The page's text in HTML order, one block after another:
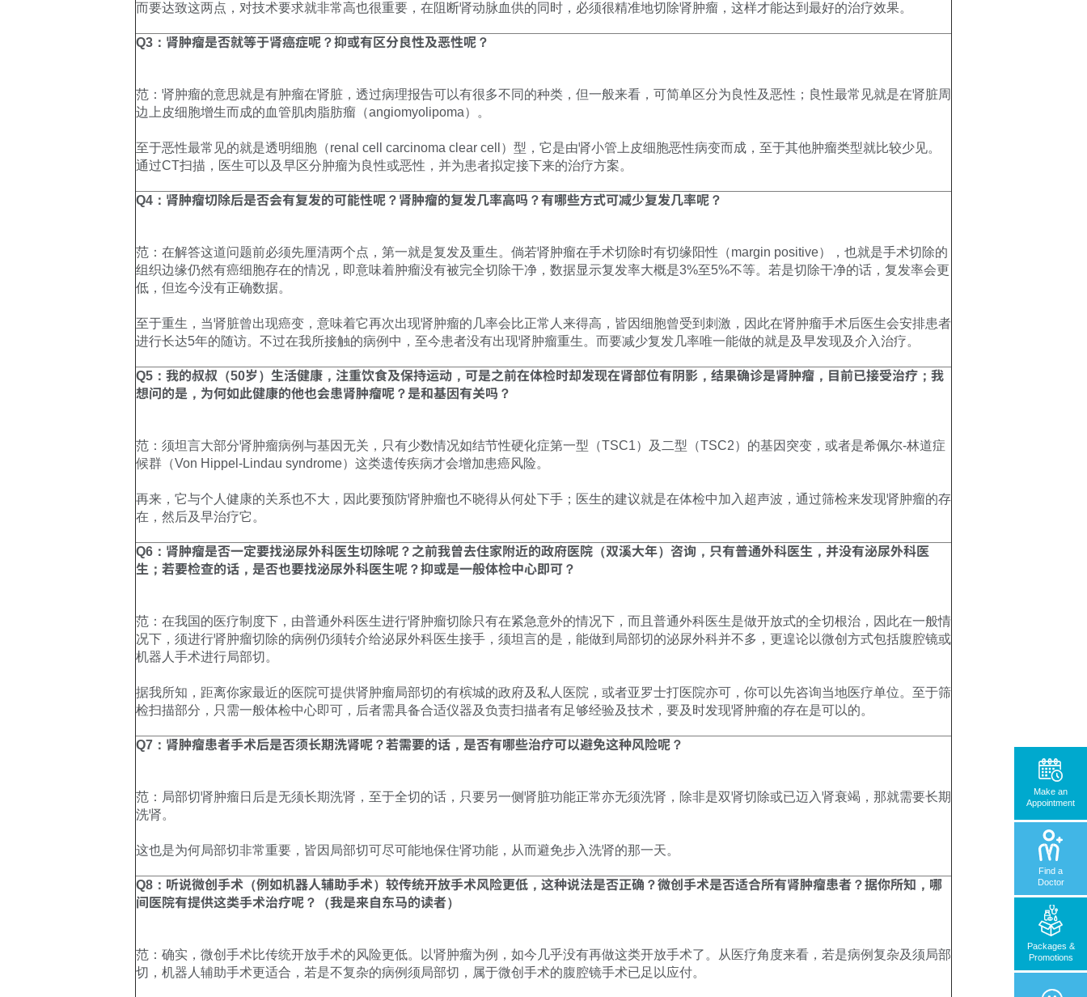
而要达致这两点，对技术要求就非常高也很重要，在阻断肾动脉血供的同时，必须很精准地切除肾肿瘤，这样才能达到最好的治疗效果。
Q3：肾肿瘤是否就等于肾癌症呢？抑或有区分良性及恶性呢？
范：肾肿瘤的意思就是有肿瘤在肾脏，透过病理报告可以有很多不同的种类，但一般来看，可简单区分为良性及恶性；良性最常见就是在肾脏周
边上皮细胞增生而成的血管肌肉脂肪瘤（angiomyolipoma）。
至于恶性最常见的就是透明细胞（renal cell carcinoma clear cell）型，它是由肾小管上皮细胞恶性病变而成，至于其他肿瘤类型就比较少见。
通过CT扫描，医生可以及早区分肿瘤为良性或恶性，并为患者拟定接下来的治疗方案。
Q4：肾肿瘤切除后是否会有复发的可能性呢？肾肿瘤的复发几率高吗？有哪些方式可减少复发几率呢？
范：在解答这道问题前必须先厘清两个点，第一就是复发及重生。倘若肾肿瘤在手术切除时有切缘阳性（margin positive），也就是手术切除的
组织边缘仍然有癌细胞存在的情况，即意味着肿瘤没有被完全切除干净，数据显示复发率大概是3%至5%不等。若是切除干净的话，复发率会更
低，但迄今没有正确数据。
至于重生，当肾脏曾出现癌变，意味着它再次出现肾肿瘤的几率会比正常人来得高，皆因细胞曾受到刺激，因此在肾肿瘤手术后医生会安排患者
进行长达5年的随访。不过在我所接触的病例中，至今患者没有出现肾肿瘤重生。而要减少复发几率唯一能做的就是及早发现及介入治疗。
Q5：我的叔叔（50岁）生活健康，注重饮食及保持运动，可是之前在体检时却发现在肾部位有阴影，结果确诊是肾肿瘤，目前已接受治疗；我
想问的是，为何如此健康的他也会患肾肿瘤呢？是和基因有关吗？
范：须坦言大部分肾肿瘤病例与基因无关，只有少数情况如结节性硬化症第一型（TSC1）及二型（TSC2）的基因突变，或者是希佩尔-林道症
候群（Von Hippel-Lindau syndrome）这类遗传疾病才会增加患癌风险。
再来，它与个人健康的关系也不大，因此要预防肾肿瘤也不晓得从何处下手；医生的建议就是在体检中加入超声波，通过筛检来发现肾肿瘤的存
在，然后及早治疗它。
Q6：肾肿瘤是否一定要找泌尿外科医生切除呢？之前我曾去住家附近的政府医院（双溪大年）咨询，只有普通外科医生，并没有泌尿外科医
生；若要检查的话，是否也要找泌尿外科医生呢？抑或是一般体检中心即可？
范：在我国的医疗制度下，由普通外科医生进行肾肿瘤切除只有在紧急意外的情况下，而且普通外科医生是做开放式的全切根治，因此在一般情
况下，须进行肾肿瘤切除的病例仍须转介给泌尿外科医生接手，须坦言的是，能做到局部切的泌尿外科并不多，更遑论以微创方式包括腹腔镜或
机器人手术进行局部切。
据我所知，距离你家最近的医院可提供肾肿瘤局部切的有槟城的政府及私人医院，或者亚罗士打医院亦可，你可以先咨询当地医疗单位。至于筛
检扫描部分，只需一般体检中心即可，后者需具备合适仪器及负责扫描者有足够经验及技术，要及时发现肾肿瘤的存在是可以的。
Q7：肾肿瘤患者手术后是否须长期洗肾呢？若需要的话，是否有哪些治疗可以避免这种风险呢？
范：局部切肾肿瘤日后是无须长期洗肾，至于全切的话，只要另一侧肾脏功能正常亦无须洗肾，除非是双肾切除或已迈入肾衰竭，那就需要长期
洗肾。
这也是为何局部切非常重要，皆因局部切可尽可能地保住肾功能，从而避免步入洗肾的那一天。
Q8：听说微创手术（例如机器人辅助手术）较传统开放手术风险更低，这种说法是否正确？微创手术是否适合所有肾肿瘤患者？据你所知，哪
间医院有提供这类手术治疗呢？（我是来自东马的读者）
范：确实，微创手术比传统开放手术的风险更低。以肾肿瘤为例，如今几乎没有再做这类开放手术了。从医疗角度来看，若是病例复杂及须局部
切，机器人辅助手术更适合，若是不复杂的病例须局部切，属于微创手术的腹腔镜手术已足以应付。
Make an
Appointment
Find a
Doctor
Packages &
Promotions